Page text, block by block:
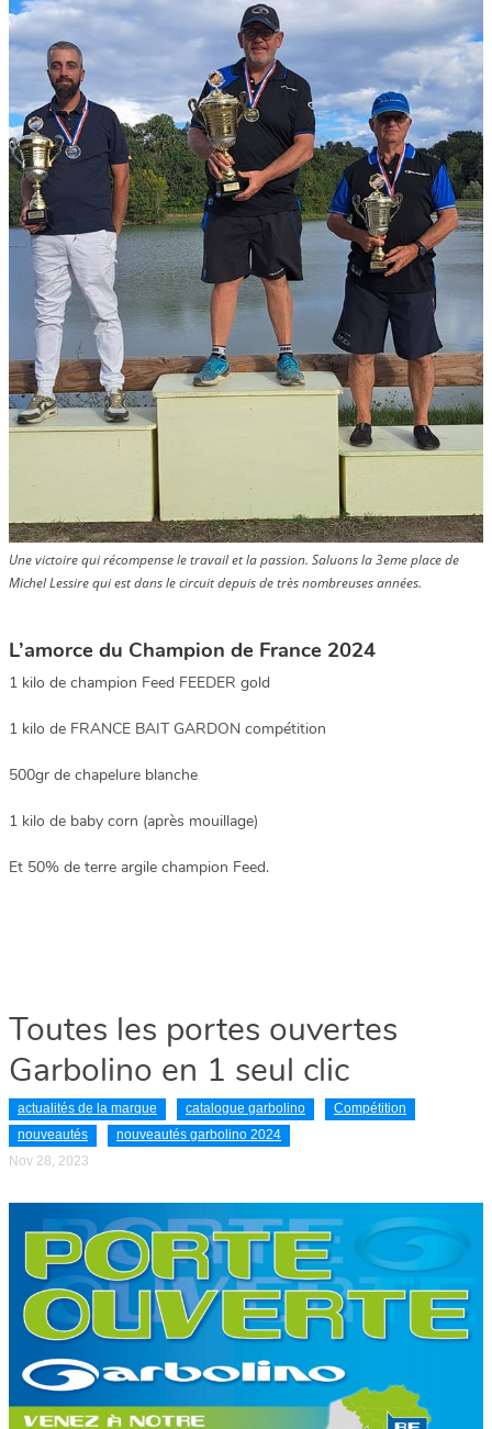
Une victoire qui récompense le travail et la passion. Saluons la 3eme place de
Michel Lessire qui est dans le circuit depuis de très nombreuses années.
L’amorce du Champion de France 2024
1 kilo de champion Feed FEEDER gold
1 kilo de FRANCE BAIT GARDON compétition
500gr de chapelure blanche
1 kilo de baby corn (après mouillage)
Et 50% de terre argile champion Feed.
Toutes les portes ouvertes
Garbolino en 1 seul clic
actualités de la marque catalogue garbolino
Compétition
nouveautés
nouveautés garbolino 2024
Nov 28, 2023